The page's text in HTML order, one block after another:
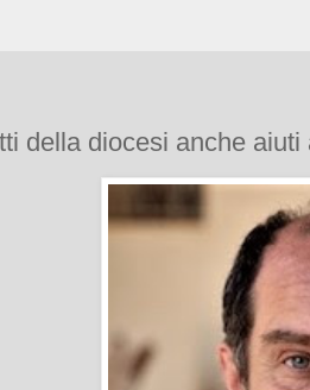
della diocesi anche